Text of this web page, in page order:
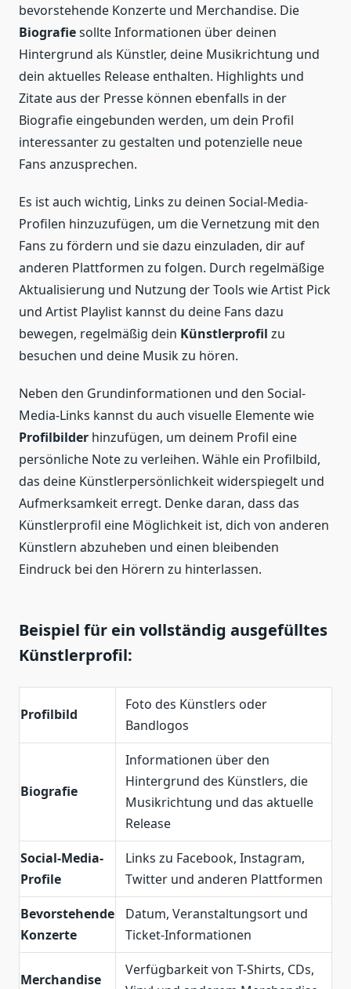
bevorstehende Konzerte und Merchandise. Die
Biografiesollte Informationen über deinen
Hintergrund als Künstler, deine Musikrichtung und
dein aktuelles Release enthalten. Highlights und
Zitate aus der Presse können ebenfalls in der
Biografie eingebunden werden, um dein Profil
interessanter zu gestalten und potenzielle neue
Fans anzusprechen.
Es ist auch wichtig, Links zu deinen Social-Media-
Profilen hinzuzufügen, um die Vernetzung mit den
Fans zu fördern und sie dazu einzuladen, dir auf
anderen Plattformen zu folgen. Durch regelmäßige
Aktualisierung und Nutzung der Tools wie Artist Pick
und Artist Playlist kannst du deine Fans dazu
bewegen, regelmäßig dein Künstlerprofil zu
besuchen und deine Musik zu hören.
Neben den Grundinformationen und den Social-
Media-Links kannst du auch visuelle Elemente wie
Profilbilder hinzufügen, um deinem Profil eine
persönliche Note zu verleihen. Wähle ein Profilbild,
das deine Künstlerpersönlichkeit widerspiegelt und
Aufmerksamkeit erregt. Denke daran, dass das
Künstlerprofil eine Möglichkeit ist, dich von anderen
Künstlern abzuheben und einen bleibenden
Eindruck bei den Hörern zu hinterlassen.
Beispiel für ein vollständig ausgefülltes
Künstlerprofil:
Profilbild
Foto des Künstlers oder
Bandlogos
Biografie
Informationen über den
Hintergrund des Künstlers, die
Musikrichtung und das aktuelle
Release
Social-Media-
Profile
Links zu Facebook, Instagram,
Twitter und anderen Plattformen
Bevorstehende
Konzerte
Datum, Veranstaltungsort und
Ticket-Informationen
Merchandise
Verfügbarkeit von T-Shirts, CDs,